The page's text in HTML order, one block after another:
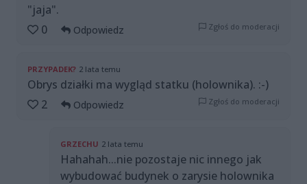
"jaja".
0
Odpowiedz Zgłoś do moderacji
PRZYPADEK? 2 lata temu
Obrys działki ma wygląd statku (holownika). :-)
2
Odpowiedz Zgłoś do moderacji
GRZECHU 2 lata temu
Hahahah...nie pozostaje nic innego jak
wybudować budynek o zarysie holownika